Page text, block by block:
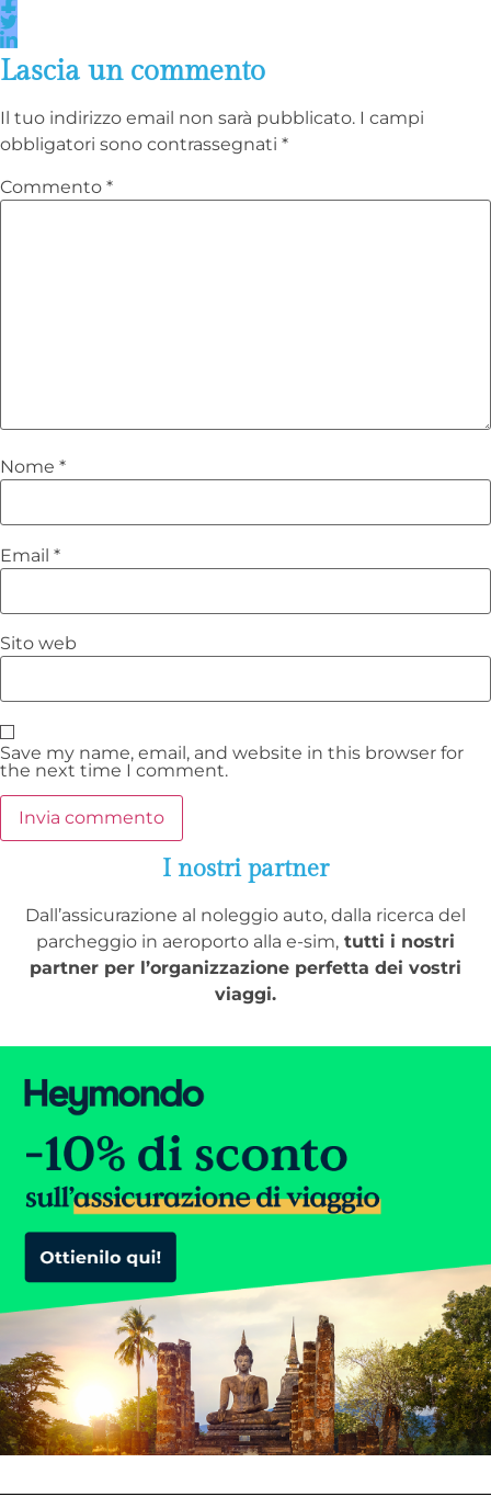
Lascia un commento
Il tuo indirizzo email non sarà pubblicato. I campi
obbligatori sono contrassegnati *
Commento *
Nome *
Email *
Sito web
Save my name, email, and website in this browser for
the next time I comment.
I nostri partner
Dall’assicurazione al noleggio auto, dalla ricerca del
parcheggio in aeroporto alla e-sim, tutti i nostri
partner per l’organizzazione perfetta dei vostri
viaggi.